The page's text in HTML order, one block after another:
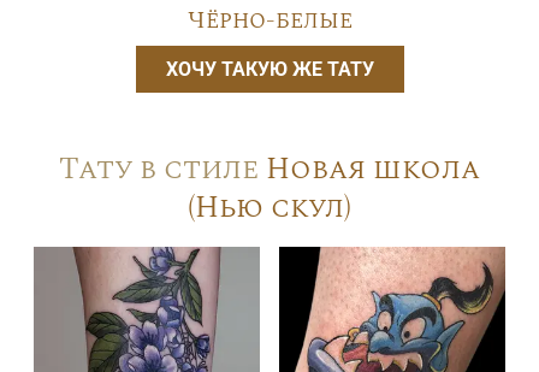
Чёрно-белые
ХОЧУ ТАКУЮ ЖЕ ТАТУ
Тату в стиле Новая школа
(Нью скул)